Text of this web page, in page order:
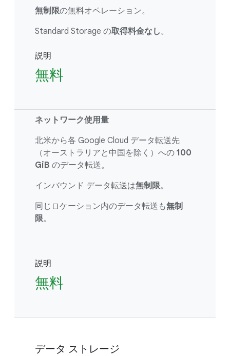
無制限の無料オペレーション。
Standard Storage の取得料金なし。
説明
無料
ネットワーク使用量
北米から各 Google Cloud データ転送先
（オーストラリアと中国を除く）への 100
GiB のデータ転送。
インバウンド データ転送は無制限。
同じロケーション内のデータ転送も無制
限。
説明
無料
データ ストレージ